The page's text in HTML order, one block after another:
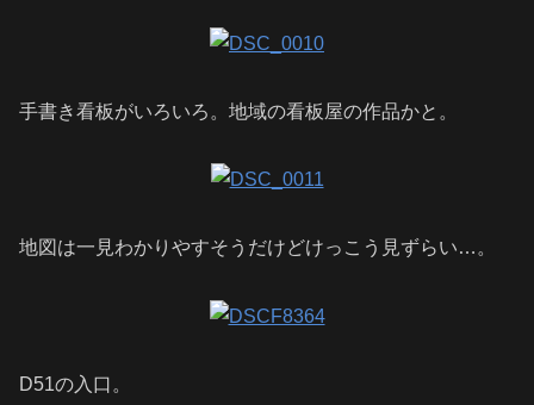
手書き看板がいろいろ。地域の看板屋の作品かと。
地図は一見わかりやすそうだけどけっこう見ずらい…。
D51の入口。